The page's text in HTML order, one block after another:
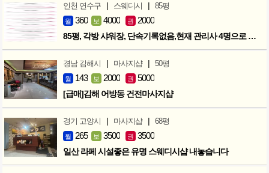
인천 연수구 | 스웨디시 | 85평
월 360 보 4000 권 2000
85평, 각방 샤워장, 단속기록없음,현재 관리사 4명으로 성업중
경남 김해시 | 마사지샵 | 50평
월 143 보 2000 권 5000
[급매]김해 어방동 건전마사지샵
경기 고양시 | 마사지샵 | 68평
월 265 보 3500 권 3500
일산 라페 시설좋은 유명 스웨디시샵 내놓습니다